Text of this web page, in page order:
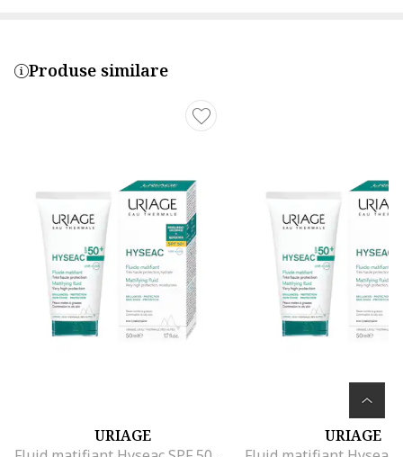
Produse similare
URIAGE
URIAGE